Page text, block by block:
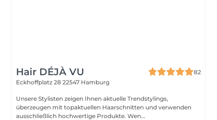
Hair DÉJÀ VU
82
Eckhoffplatz 28 22547 Hamburg
Unsere Stylisten zeigen Ihnen aktuelle Trendstylings,
überzeugen mit topaktuellen Haarschnitten und verwenden
ausschließlich hochwertige Produkte. Wen...